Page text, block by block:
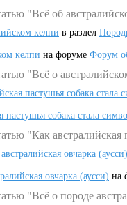
"Всё об
келпи в раздел
келпи на форуме Форум
"Всё о
пастушья собака
пастушья собака стала
"Как
овчарка (аусси)
овчарка (аусси) на
"Всё о породе